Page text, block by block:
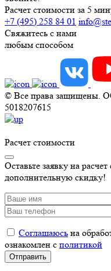
Расчет стоимости за 5
+7 (495) 258 84 01
Свяжитесь с нами
любым способом
© Все права
5018207615
Расчет стоимости
Оставьте заявку на
дополнительную скидку!
Соглашаюсь на
ознакомлен с политикой